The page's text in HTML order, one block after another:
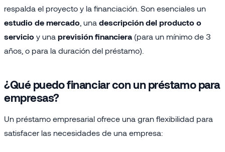
respalda el proyecto y la financiación. Son esenciales un
estudio de mercado , una descripción del producto o
servicio y una previsión financiera (para un mínimo de 3
años, o para la duración del préstamo).
¿Qué puedo financiar con un préstamo para
empresas?
Un préstamo empresarial ofrece una gran flexibilidad para
satisfacer las necesidades de una empresa: